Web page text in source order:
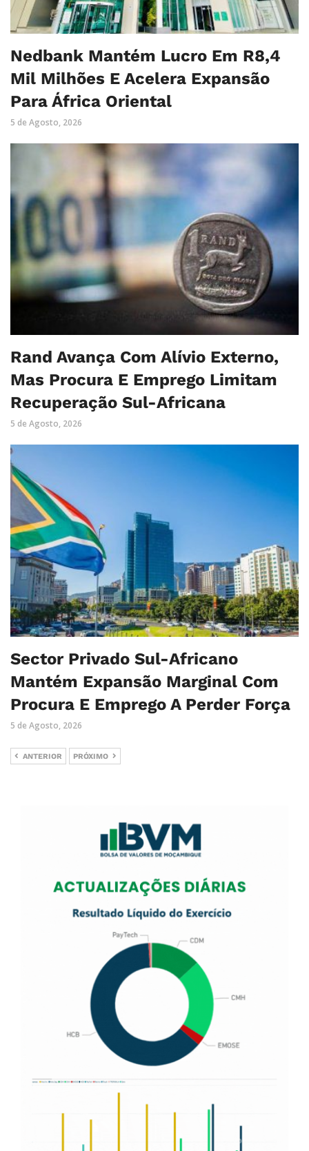
Nedbank Mantém Lucro Em R8,4
Mil Milhões E Acelera Expansão
Para África Oriental
5 de Agosto, 2026
Rand Avança Com Alívio Externo,
Mas Procura E Emprego Limitam
Recuperação Sul-Africana
5 de Agosto, 2026
Sector Privado Sul-Africano
Mantém Expansão Marginal Com
Procura E Emprego A Perder Força
5 de Agosto, 2026
ANTERIOR PRÓXIMO